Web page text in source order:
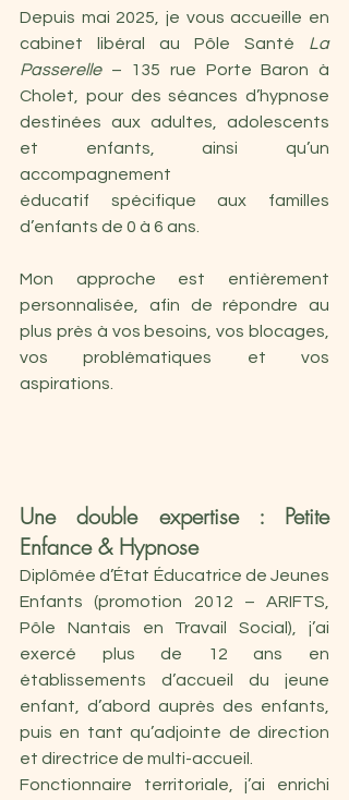
Depuis mai 2025, je vous accueille en
cabinet libéral au Pôle Santé La
Passerelle – 135 rue Porte Baron à
Cholet, pour des séances d’hypnose
destinées aux adultes, adolescents
et enfants, ainsi qu’un
accompagnement
éducatif spécifique aux familles
d’enfants de 0 à 6 ans.
Mon approche est entièrement
personnalisée, afin de répondre au
plus près à vos besoins, vos blocages,
vos problématiques et vos
aspirations.
Une double expertise : Petite
Enfance & Hypnose
Diplômée d’État Éducatrice de Jeunes
Enfants (promotion 2012 – ARIFTS,
Pôle Nantais en Travail Social), j’ai
exercé plus de 12 ans en
établissements d’accueil du jeune
enfant, d’abord auprès des enfants,
puis en tant qu’adjointe de direction
et directrice de multi-accueil.
Fonctionnaire territoriale, j’ai enrichi